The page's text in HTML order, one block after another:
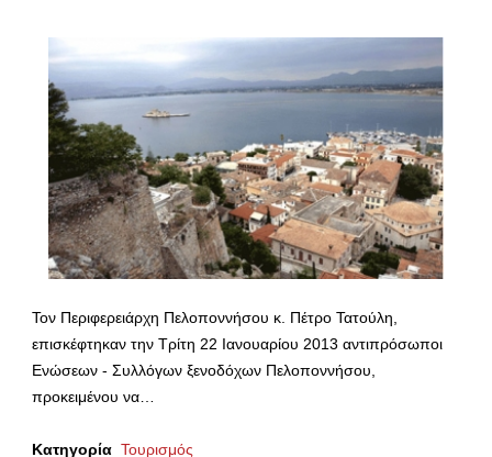
Τον Περιφερειάρχη Πελοποννήσου κ. Πέτρο Τατούλη,
επισκέφτηκαν την Τρίτη 22 Ιανουαρίου 2013 αντιπρόσωποι
Ενώσεων - Συλλόγων ξενοδόχων Πελοποννήσου,
προκειμένου να…
Κατηγορία Τουρισμός